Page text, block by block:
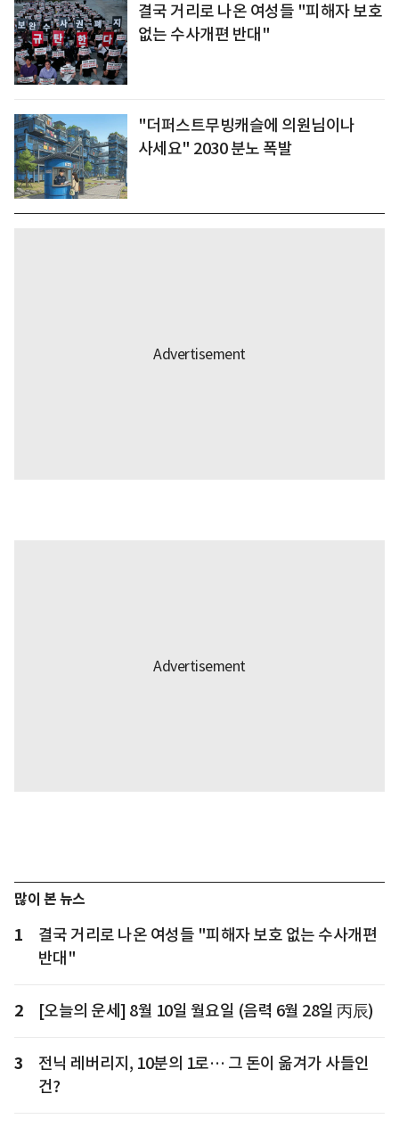
결국 거리로 나온 여성들 "피해자 보호
없는 수사개편 반대"
"더퍼스트무빙캐슬에 의원님이나
사세요" 2030 분노 폭발
많이 본 뉴스
1
결국 거리로 나온 여성들 "피해자 보호 없는 수사개편
반대"
2 [오늘의 운세] 8월 10일 월요일 (음력 6월 28일 丙辰)
3
전닉 레버리지, 10분의 1로… 그 돈이 옮겨가 사들인
건?